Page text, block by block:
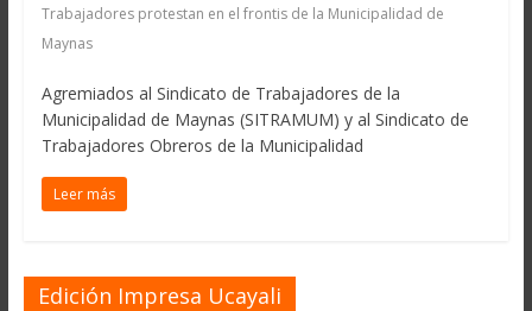
Trabajadores protestan en el frontis de la Municipalidad de
Maynas
Agremiados al Sindicato de Trabajadores de la
Municipalidad de Maynas (SITRAMUM) y al Sindicato de
Trabajadores Obreros de la Municipalidad
Leer más
Edición Impresa Ucayali